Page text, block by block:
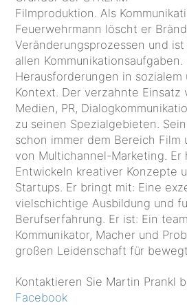
Filmproduktion. Als
Feuerwehrmann löscht er
Veränderungsprozessen und
allen
Herausforderungen in sozialem
Kontext. Der verzahnte Einsatz
Medien, PR,
zu seinen Spezialgebieten.
schon immer dem Bereich Film
von Multichannel-Marketing. Er
Entwickeln kreativer Konzepte
Startups. Er bringt mit: Eine
vielschichtige Ausbildung und
Berufserfahrung. Er ist: Ein
Kommunikator, Macher und
großen Leidenschaft für
Kontaktieren Sie Martin Prankl
Facebook